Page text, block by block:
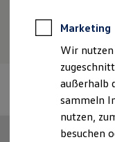
Anpfiff zum
Elektroautos
ID.
Reichweite
Marketing
Wir
außerhalb
sammeln
nutzen,
besuchen